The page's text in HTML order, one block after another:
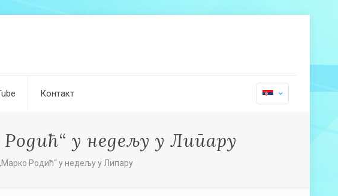
Контакт
у недељу у Липару
Родић“ у недељу у Липару